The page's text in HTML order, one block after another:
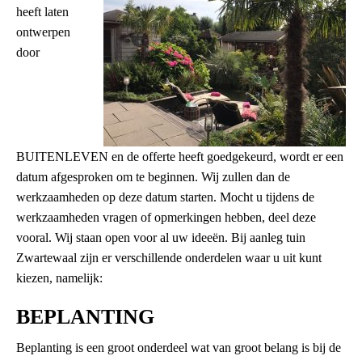
heeft laten
ontwerpen
door
BUITENLEVEN en de offerte heeft goedgekeurd, wordt er een
datum afgesproken om te beginnen. Wij zullen dan de
werkzaamheden op deze datum starten. Mocht u tijdens de
werkzaamheden vragen of opmerkingen hebben, deel deze
vooral. Wij staan open voor al uw ideeën. Bij aanleg tuin
Zwartewaal zijn er verschillende onderdelen waar u uit kunt
kiezen, namelijk:
BEPLANTING
Beplanting is een groot onderdeel wat van groot belang is bij de